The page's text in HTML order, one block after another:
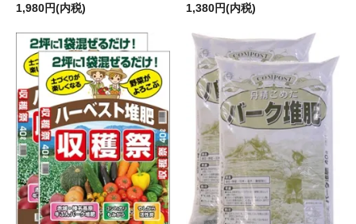
1,980円(内税)
1,380円(内税)